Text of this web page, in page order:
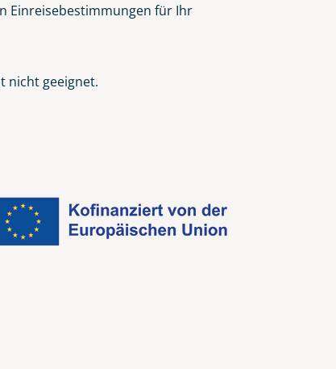
Einreisebestimmungen für Ihr
nicht geeignet.